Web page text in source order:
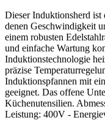
Dieser Induktionsherd
denen Geschwindigkeit
einem robusten
und einfache Wartung
Induktionstechnologie
präzise
Induktionspfannen mit
geeignet. Das offene
Küchenutensilien.
Leistung: 400V -